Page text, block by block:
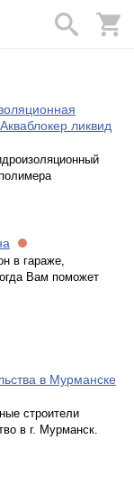
ликвид
в гараже,
Вам поможет
в Мурманске
строители
в г. Мурманск.